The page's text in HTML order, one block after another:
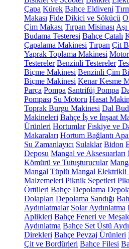
Çapa Kürek Bahçe Eldiveni
Makası Fide Dikici ve Sökücü
Çim Makası Tırpan Misinası Aşı
Budama Testeresi Bahçe Çatalı
Çapalama Makinesi Tırpan Çit
Yaprak Toplama Makinesi
Testereler Benzinli Testereler
Biçme Makinesi Benzinli Çim
Biçme Makinesi Kenar Kesme
Parça Pompa Santrifüj Pompa
Pompası Su Motoru Hasat
Toprak Burgu Makinesi Dal
Makineleri Bahçe İş ve İnşaat
Ürünleri Hortumlar Fıskiye ve
Makaraları Hortum Bağlantı
Su Zamanlayıcı Sulaklar Bidon
Deposu Mangal ve Aksesuarları
Kömürü ve Tutuşturucular
Mangal Tüplü Mangal Elektrikli
Malzemeleri Piknik Sepetleri
Örtüleri Bahçe Depolama
Dolapları Depolama Sandığı
Aydınlatmalar Solar Aydınlatma
Aplikleri Bahçe Feneri ve
Aydınlatma Bahçe Set Üstü
Direkleri Bahçe Peyzaj Ürünleri
Çit ve Bordürleri Bahçe Filesi